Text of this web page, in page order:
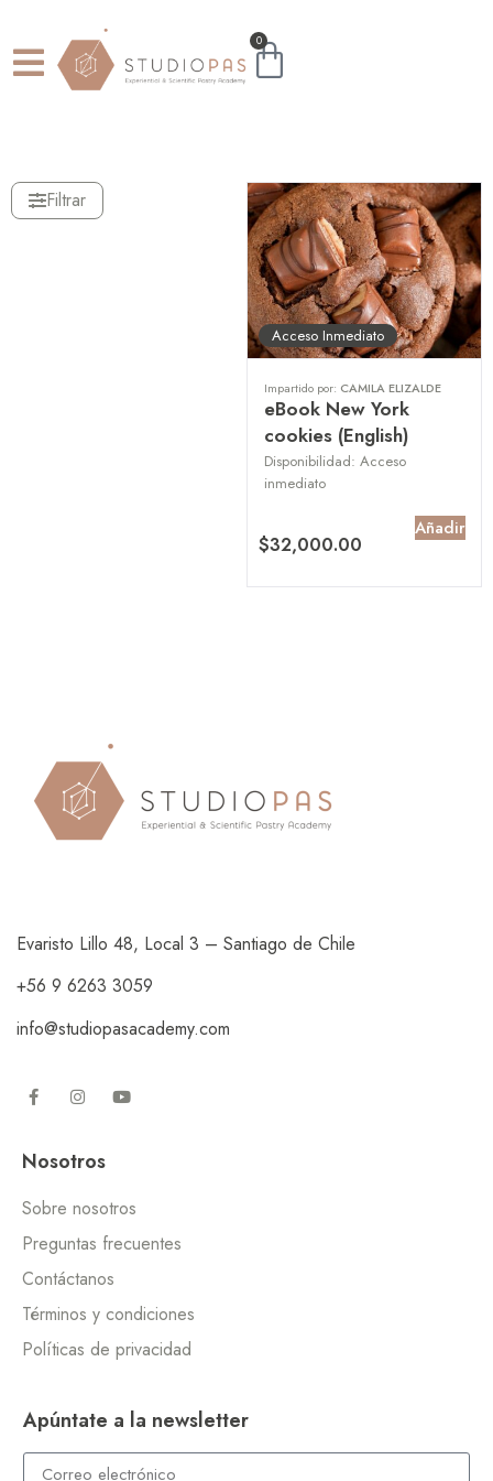
0
Filtrar
Acceso Inmediato
Impartido por: CAMILA ELIZALDE
eBook New York
cookies (English)
Disponibilidad: Acceso
inmediato
$32,000.00
Añadir
Evaristo Lillo 48, Local 3 – Santiago de Chile
+56 9 6263 3059
info@studiopasacademy.com
Nosotros
Sobre nosotros
Preguntas frecuentes
Contáctanos
Términos y condiciones
Políticas de privacidad
Apúntate a la newsletter